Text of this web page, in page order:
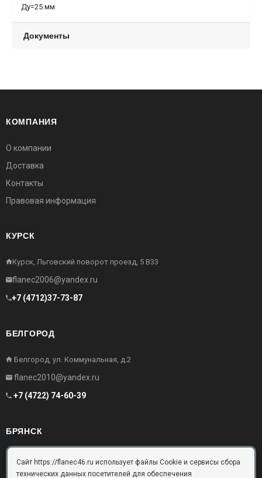
Ду=25 мм
Документы
КОМПАНИЯ
О компании
Доставка
Контакты
Правовая информация
КУРСК
Курск, Льговский поворот проезд, 5 В33
flanec2006@yandex.ru
+7 (4712)37-73-87
БЕЛГОРОД
Белгород, ул. Коммунальная, д.2
flanec2010@yandex.ru
+7 (4722) 74-60-39
БРЯНСК
Брянск, Московский проезд, д.10, офис 3
flanec32@yandex.ru
Сайт https://flanec46.ru использует файлы Cookie и сервисы сбора
технических данных посетителей для обеспечения